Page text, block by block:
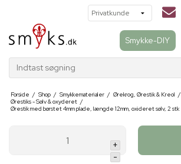
Smykke-DIY
Indtast søgning
Forside / Shop / Smykkematerialer / Ørekrog, Ørestik & Kreol /
Ørestiks - Sølv & oxyderet /
Ørestik med børstet 4mm plade, længde 12mm, oxideret sølv, 2 stk
+
-